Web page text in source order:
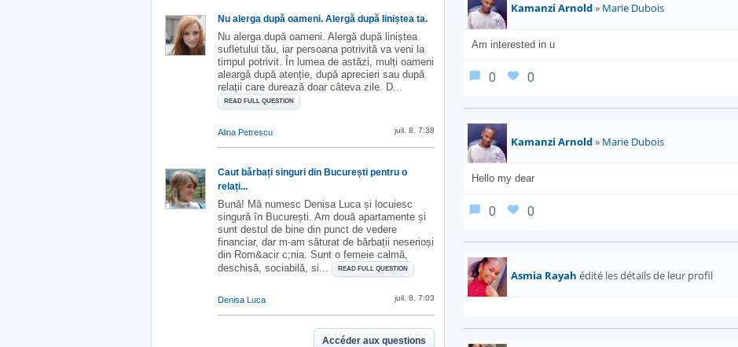
Nu alerga după oameni. Alergă după liniștea ta.
Nu alerga după oameni. Alergă după liniștea
sufletului tău, iar persoana potrivită va veni la
timpul potrivit. În lumea de astăzi, mulți oameni
aleargă după atenție, după aprecieri sau după
relații care durează doar câteva zile. D...
READ FULL QUESTION
Alina Petrescu juil. 8, 7:38
Caut bărbați singuri din București pentru o
relați...
Bună! Mă numesc Denisa Luca și locuiesc
singură în București. Am două apartamente și
sunt destul de bine din punct de vedere
financiar, dar m-am săturat de bărbații neserioși
din Rom&acir c;nia. Sunt o femeie calmă,
deschisă, sociabilă, si...
READ FULL QUESTION
Denisa Luca juil. 8, 7:03
Accéder aux questions
Kamanzi Arnold» Marie Dubois
Am interested in u
0 0
Kamanzi Arnold» Marie Dubois
Hello my dear
0 0
Asmia Rayah édité les détails de leur profil